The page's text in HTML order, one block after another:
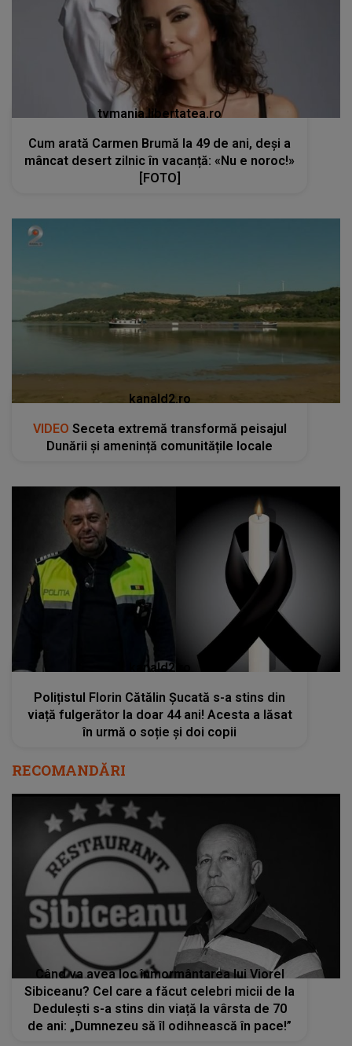
tvmania.libertatea.ro
Cum arată Carmen Brumă la 49 de ani, deși a
mâncat desert zilnic în vacanță: «Nu e noroc!»
[FOTO]
kanald2.ro
VIDEO Seceta extremă transformă peisajul
Dunării și amenință comunitățile locale
kanald2.ro
Polițistul Florin Cătălin Șucată s-a stins din
viață fulgerător la doar 44 ani! Acesta a lăsat
în urmă o soție și doi copii
RECOMANDĂRI
Când va avea loc înmormântarea lui Viorel
Sibiceanu? Cel care a făcut celebri micii de la
Dedulești s-a stins din viață la vârsta de 70
de ani: „Dumnezeu să îl odihnească în pace!”